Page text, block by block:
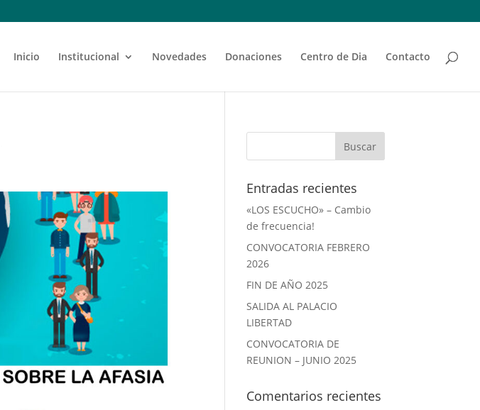
Inicio Institucional Novedades Donaciones Centro de Dia Contacto
Entradas recientes
«LOS ESCUCHO» – Cambio
de frecuencia!
CONVOCATORIA FEBRERO
2026
FIN DE AÑO 2025
SALIDA AL PALACIO
LIBERTAD
CONVOCATORIA DE
REUNION – JUNIO 2025
Comentarios recientes